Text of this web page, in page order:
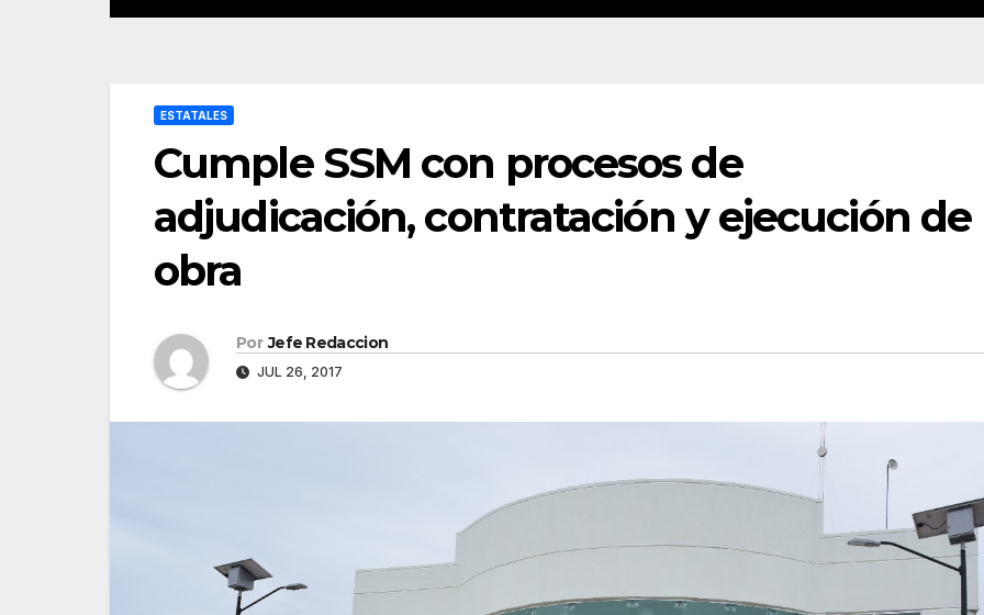
ESTATALES
Cumple SSM con procesos de
adjudicación, contratación y ejecución de
obra
Por Jefe Redaccion
JUL 26, 2017